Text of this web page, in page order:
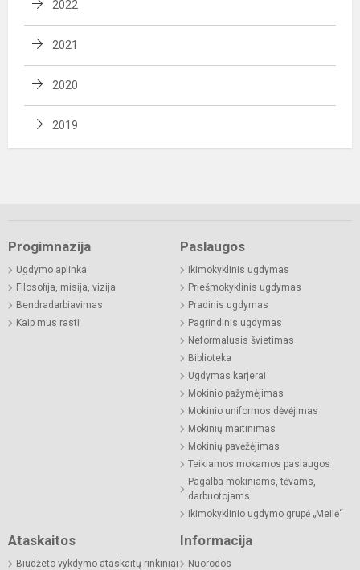
2022
2021
2020
2019
Progimnazija
Ugdymo aplinka
Filosofija, misija, vizija
Bendradarbiavimas
Kaip mus rasti
Paslaugos
Ikimokyklinis ugdymas
Priešmokyklinis ugdymas
Pradinis ugdymas
Pagrindinis ugdymas
Neformalusis švietimas
Biblioteka
Ugdymas karjerai
Mokinio pažymėjimas
Mokinio uniformos dėvėjimas
Mokinių maitinimas
Mokinių pavėžėjimas
Teikiamos mokamos paslaugos
Pagalba mokiniams, tėvams,
darbuotojams
Ikimokyklinio ugdymo grupė „Meilė“
Ataskaitos
Biudžeto vykdymo ataskaitų rinkiniai
Informacija
Nuorodos